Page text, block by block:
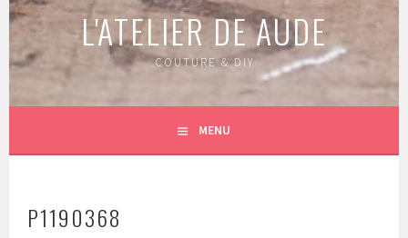
L'ATELIER DE AUDE
COUTURE & DIY
MENU
P1190368